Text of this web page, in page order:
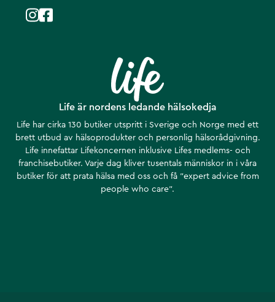
Life är nordens ledande hälsokedja
Life har cirka 130 butiker utspritt i Sverige och Norge med ett
brett utbud av hälsoprodukter och personlig hälsorådgivning.
Life innefattar Lifekoncernen inklusive Lifes medlems- och
franchisebutiker. Varje dag kliver tusentals människor in i våra
butiker för att prata hälsa med oss och få ”expert advice from
people who care”.